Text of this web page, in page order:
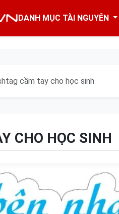
DANH MỤC TÀI NGUYÊN
cầm tay cho học sinh
CHO HỌC SINH